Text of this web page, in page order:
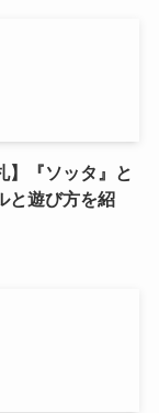
】『ソッタ』と
と遊び方を紹